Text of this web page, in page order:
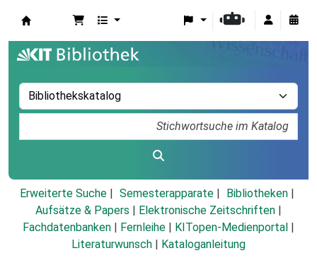
Erweiterte Suche Semesterapparate
Bibliotheken
Aufsätze & Papers
Elektronische Zeitschriften
Fachdatenbanken
Fernleihe KITopen-Medienportal
Literaturwunsch
Kataloganleitung